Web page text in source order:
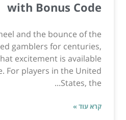
with Bonus Code
and the bounce of the
gamblers for centuries,
excitement is available
For players in the United
States, the...
קרא עוד »